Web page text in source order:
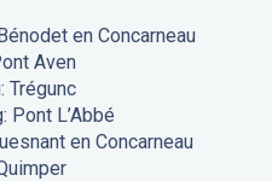
en Concarneau
Aven
Trégunc
Pont L’Abbé
en Concarneau